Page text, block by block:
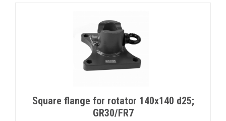
Square flange for rotator 140x140 d25;
GR30/FR7